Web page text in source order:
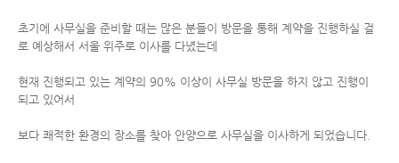
초기에 사무실을 준비할 때는 많은 분들이 방문을 통해 계약을 진행하실 걸
로 예상해서 서울 위주로 이사를 다녔는데
현재 진행되고 있는 계약의 90% 이상이 사무실 방문을 하지 않고 진행이
되고 있어서
보다 쾌적한 환경의 장소를 찾아 안양으로 사무실을 이사하게 되었습니다.